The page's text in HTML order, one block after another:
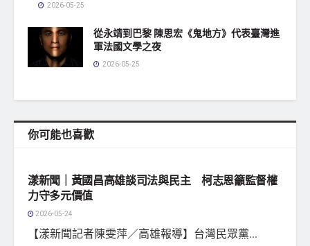
2026-05-25
從永靖到巴黎 陳思宏《鬼地方》代表臺灣進
軍法國文學之夜
2026-05-25
你可能也喜歡
漾新聞｜黃國昌高雄談司法與民主 柯志恩籲監督權
力守多元價值
2026-05-24
【漾新聞記者陳雯萍／高雄報導】台灣民眾黨...